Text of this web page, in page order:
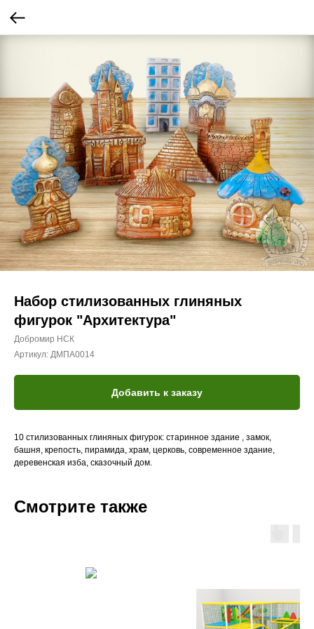
Набор стилизованных глиняных
фигурок "Архитектура"
Добромир НСК
Артикул: ДМПА0014
Добавить к заказу
10 стилизованных глиняных фигурок: старинное здание , замок,
башня, крепость, пирамида, храм, церковь, современное здание,
деревенская изба, сказочный дом.
Смотрите также